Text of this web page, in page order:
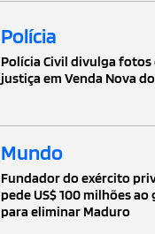
Polícia
Polícia Civil divulga
justiça em Venda Nova
Mundo
Fundador do exército
pede US$ 100 milhões ao
para eliminar Maduro